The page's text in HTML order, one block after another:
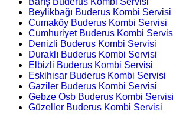
Beylikbağı Buderus Kombi Servisi
Cumaköy Buderus Kombi Servisi
Cumhuriyet Buderus Kombi
Denizli Buderus Kombi Servisi
Duraklı Buderus Kombi Servisi
Elbizli Buderus Kombi Servisi
Eskihisar Buderus Kombi Servisi
Gaziler Buderus Kombi Servisi
Gebze Osb Buderus Kombi Servisi
Güzeller Buderus Kombi Servisi